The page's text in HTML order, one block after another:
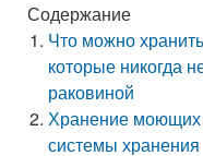
Содержание
Что можно
которые никогда
раковиной
Хранение моющих
системы хранения